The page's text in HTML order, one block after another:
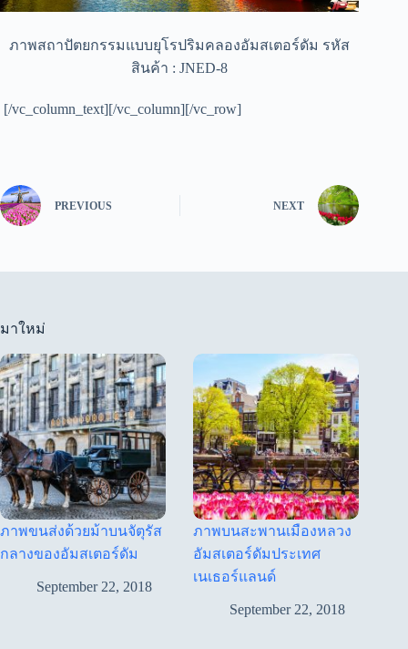
ภาพสถาปัตยกรรมแบบยุโรปริมคลองอัมสเตอร์ดัม รหัส
สินค้า : JNED-8
[/vc_column_text][/vc_column][/vc_row]
PREVIOUS NEXT
มาใหม่
ภาพขนส่งด้วยม้าบนจัตุรัส
กลางของอัมสเตอร์ดัม
September 22, 2018
ภาพบนสะพานเมืองหลวง
อัมสเตอร์ดัมประเทศ
เนเธอร์แลนด์
September 22, 2018